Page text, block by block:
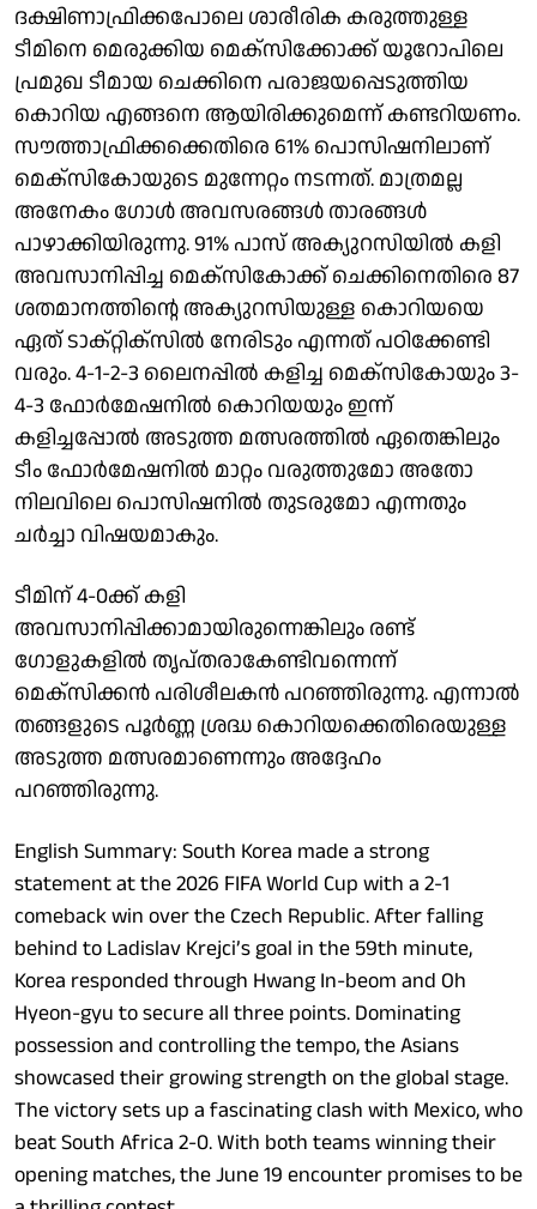
ദക്ഷിണാഫ്രിക്കപോലെ ശാരീരിക കരുത്തുള്ള
ടീമിനെ മെരുക്കിയ മെക്സിക്കോക്ക് യൂറോപിലെ
പ്രമുഖ ടീമായ ചെക്കിനെ പരാജയപ്പെടുത്തിയ
കൊറിയ എങ്ങനെ ആയിരിക്കുമെന്ന് കണ്ടറിയണം.
സൗത്താഫ്രിക്കക്കെതിരെ 61% പൊസിഷനിലാണ്
മെക്സികോയുടെ മുന്നേറ്റം നടന്നത്. മാത്രമല്ല
അനേകം ​ഗോൾ അവസരങ്ങൾ താരങ്ങൾ
പാഴാക്കിയിരുന്നു. 91% പാസ് അക്യുറസിയിൽ കളി
അവസാനിപ്പിച്ച മെക്സികോക്ക് ചെക്കിനെതിരെ 87
ശതമാനത്തിന്റെ അക്യുറസിയുള്ള കൊറിയയെ
ഏത് ടാക്റ്റിക്സിൽ നേരിടും എന്നത് പഠിക്കേണ്ടി
വരും. 4-1-2-3 ലൈനപ്പിൽ കളിച്ച മെക്സികോയും 3-
4-3 ഫോർമേഷനിൽ കൊറിയയും ഇന്ന്
കളിച്ചപ്പോൽ അടുത്ത മത്സരത്തിൽ ഏതെങ്കിലും
ടീം ഫോർമേഷനിൽ മാറ്റം വരുത്തുമോ അതോ
നിലവിലെ പൊസിഷനിൽ തുടരുമോ എന്നതും
ചർച്ചാ വിഷയമാകും.
ടീമിന് 4-0ക്ക് കളി
അവസാനിപ്പിക്കാമായിരുന്നെങ്കിലും രണ്ട് ​
ഗോളുകളിൽ തൃപ്തരാകേണ്ടിവന്നെന്ന്
മെക്സിക്കൻ പരിശീലകൻ പറഞ്ഞിരുന്നു. എന്നാൽ
തങ്ങളുടെ പൂർണ്ണ ശ്രദ്ധ കൊറിയക്കെതിരെയുള്ള
അടുത്ത മത്സരമാണെന്നും അദ്ദേഹം
പറഞ്ഞിരുന്നു.
English Summary: South Korea made a strong
statement at the 2026 FIFA World Cup with a 2-1
comeback win over the Czech Republic. After falling
behind to Ladislav Krejci’s goal in the 59th minute,
Korea responded through Hwang In-beom and Oh
Hyeon-gyu to secure all three points. Dominating
possession and controlling the tempo, the Asians
showcased their growing strength on the global stage.
The victory sets up a fascinating clash with Mexico, who
beat South Africa 2-0. With both teams winning their
opening matches, the June 19 encounter promises to be